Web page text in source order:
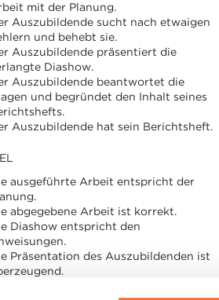
mit der Planung.
Auszubildende sucht nach etwaigen
und behebt sie.
Auszubildende präsentiert die
Diashow.
Auszubildende beantwortet die
und begründet den Inhalt seines
Auszubildende hat sein Berichtsheft.
ausgeführte Arbeit entspricht der
abgegebene Arbeit ist korrekt.
Diashow entspricht den
Präsentation des Auszubildenden ist